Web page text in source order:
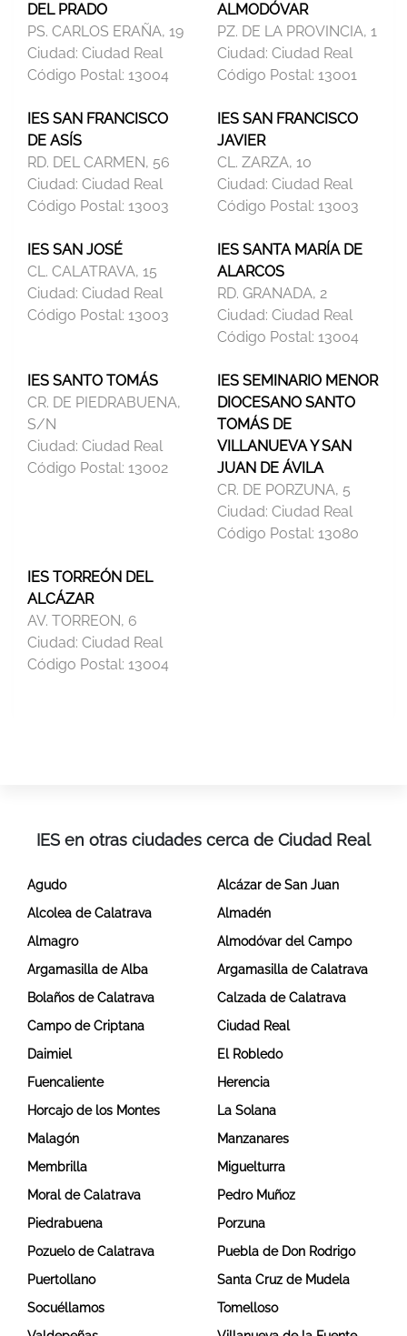
DEL PRADO
PS. CARLOS ERAÑA, 19
Ciudad: Ciudad Real
Código Postal: 13004
ALMODÓVAR
PZ. DE LA PROVINCIA, 1
Ciudad: Ciudad Real
Código Postal: 13001
IES SAN FRANCISCO
DE ASÍS
RD. DEL CARMEN, 56
Ciudad: Ciudad Real
Código Postal: 13003
IES SAN FRANCISCO
JAVIER
CL. ZARZA, 10
Ciudad: Ciudad Real
Código Postal: 13003
IES SAN JOSÉ
CL. CALATRAVA, 15
Ciudad: Ciudad Real
Código Postal: 13003
IES SANTA MARÍA DE
ALARCOS
RD. GRANADA, 2
Ciudad: Ciudad Real
Código Postal: 13004
IES SANTO TOMÁS
CR. DE PIEDRABUENA,
S/N
Ciudad: Ciudad Real
Código Postal: 13002
IES SEMINARIO MENOR
DIOCESANO SANTO
TOMÁS DE
VILLANUEVA Y SAN
JUAN DE ÁVILA
CR. DE PORZUNA, 5
Ciudad: Ciudad Real
Código Postal: 13080
IES TORREÓN DEL
ALCÁZAR
AV. TORREON, 6
Ciudad: Ciudad Real
Código Postal: 13004
IES en otras ciudades cerca de Ciudad Real
Agudo
Alcázar de San Juan
Alcolea de Calatrava
Almadén
Almagro
Almodóvar del Campo
Argamasilla de Alba
Argamasilla de Calatrava
Bolaños de Calatrava
Calzada de Calatrava
Campo de Criptana
Ciudad Real
Daimiel
El Robledo
Fuencaliente
Herencia
Horcajo de los Montes
La Solana
Malagón
Manzanares
Membrilla
Miguelturra
Moral de Calatrava
Pedro Muñoz
Piedrabuena
Porzuna
Pozuelo de Calatrava
Puebla de Don Rodrigo
Puertollano
Santa Cruz de Mudela
Socuéllamos
Tomelloso